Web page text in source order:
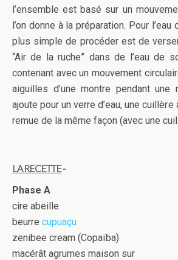
l’ensemble est basé sur un
l’on donne à la préparation. Pour
plus simple de procéder est de
“Air de la ruche” dans de l’eau de
contenant avec un mouvement
aiguilles d’une montre pendant une
ajoute pour un verre d’eau, une
remue de la même façon (avec une
LA RECETTE-
Phase A
cire abeille
beurre cupuaçu
zenibee cream (Copaïba)
macérât agrumes maison sur